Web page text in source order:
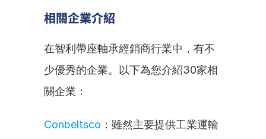
相關企業介紹
在智利帶座軸承經銷商行業中，有不
少優秀的企業。以下為您介紹30家相
關企業：
Conbeltsco ：雖然主要提供工業運輸